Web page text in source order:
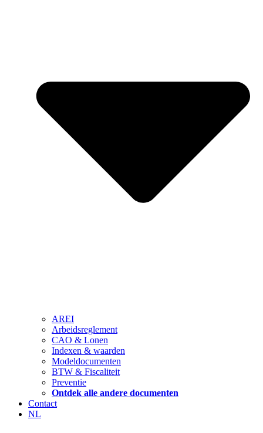
AREI
Arbeidsreglement
CAO & Lonen
Indexen & waarden
Modeldocumenten
BTW & Fiscaliteit
Preventie
Ontdek alle andere documenten
Contact
NL